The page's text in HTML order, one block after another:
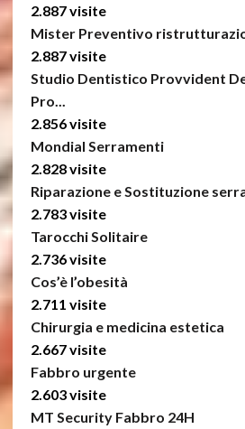
2.887 visite
Mister Preventivo
2.887 visite
Studio Dentistico Provvident
Pro...
2.856 visite
Mondial Serramenti
2.828 visite
Riparazione e Sostituzione
2.783 visite
Tarocchi Solitaire
2.736 visite
Cos’è l’obesità
2.711 visite
Chirurgia e medicina estetica
2.667 visite
Fabbro urgente
2.603 visite
MT Security Fabbro 24H